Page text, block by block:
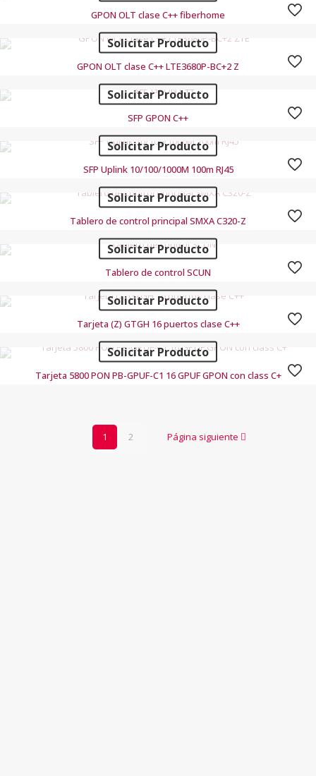
GPON OLT clase C++ fiberhome
Solicitar Producto
GPON OLT clase C++ LTE3680P-BC+2 Z
Solicitar Producto
SFP GPON C++
Solicitar Producto
SFP Uplink 10/100/1000M 100m RJ45
Solicitar Producto
Tablero de control principal SMXA C320-Z
Solicitar Producto
Tablero de control SCUN
Solicitar Producto
Tarjeta (Z) GTGH 16 puertos clase C++
Solicitar Producto
Tarjeta 5800 PON PB-GPUF-C1 16 GPUF GPON con class C+
1 2 Página siguiente